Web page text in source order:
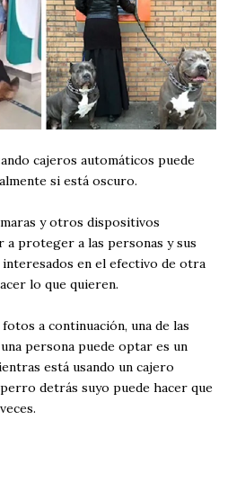
cajeros automáticos puede
si está oscuro.
y otros dispositivos
a proteger a las personas y sus
​​en el efectivo de otra
lo que quieren.
a continuación, una de las
persona puede optar es un
está usando un cajero
detrás suyo puede hacer que